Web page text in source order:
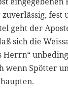
fest
geht der
sich die
Herrn“
wenn Spötter